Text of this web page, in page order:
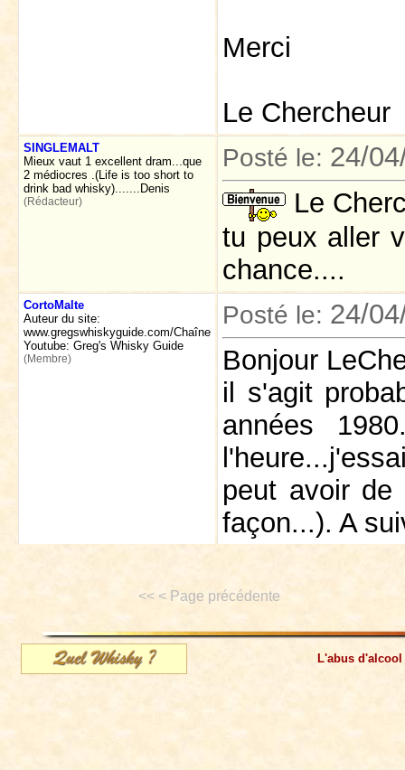
Merci
Le Chercheur
SINGLEMALT
Mieux vaut 1 excellent dram...que
2 médiocres .(Life is too short to
drink bad whisky).......Denis
(Rédacteur)
Posté le: 24/
Le
tu peux aller
chance....
CortoMalte
Auteur du site:
www.gregswhiskyguide.com/Chaîne
Youtube: Greg's Whisky Guide
(Membre)
Posté le: 24/
Bonjour
il s'agit
années
peut avoir
façon...). A
<< < Page précédente
L'abus